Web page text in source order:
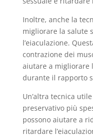
Inoltre, anche la
migliorare la salute
l’eiaculazione.
contrazione dei
aiutare a migliorare
durante il rapporto
Un’altra tecnica
preservativo più
possono aiutare a
ritardare